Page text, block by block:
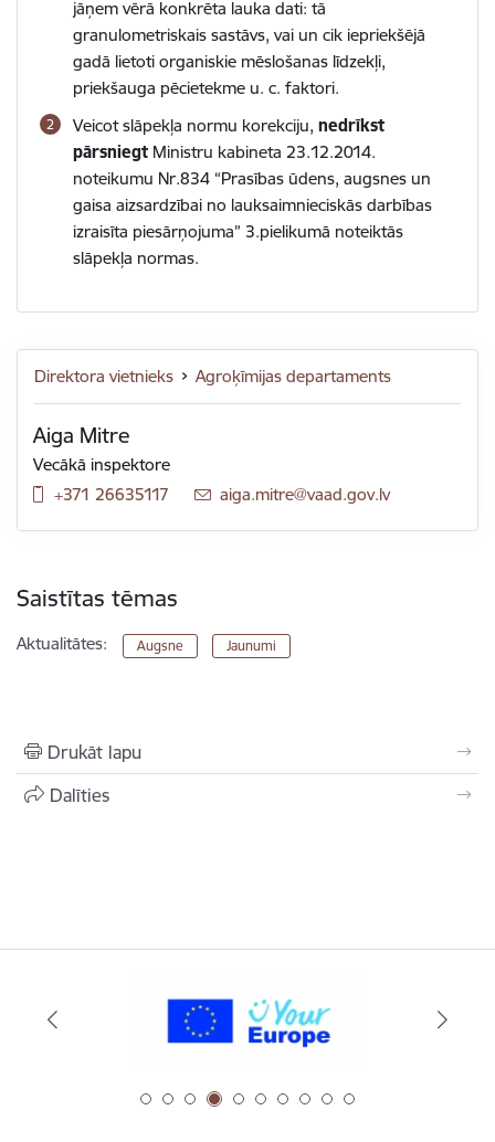
jāņem vērā konkrēta lauka dati: tā
granulometriskais sastāvs, vai un cik iepriekšējā
gadā lietoti organiskie mēslošanas līdzekļi,
priekšauga pēcietekme u. c. faktori.
Veicot slāpekļa normu korekciju, nedrīkst
pārsniegt Ministru kabineta 23.12.2014.
noteikumu Nr.834 “Prasības ūdens, augsnes un
gaisa aizsardzībai no lauksaimnieciskās darbības
izraisīta piesārņojuma” 3.pielikumā noteiktās
slāpekļa normas.
Direktora vietnieks Agroķīmijas departaments
Aiga Mitre
Vecākā inspektore
+371 26635117
E-pasts:
aiga.mitre@vaad.gov.lv
Saistītas tēmas
Aktualitātes: Augsne Jaunumi
Drukāt lapu
Dalīties